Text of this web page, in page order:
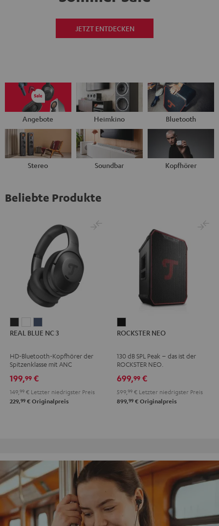
JETZT ENTDECKEN
Angebote Heimkino Bluetooth
Stereo Soundbar Kopfhörer
Beliebte Produkte
BLUE
3
Night
Black
BLUE
3
Pearl
White
BLUE
3
Steel
REAL BLUE NC 3
HD-Bluetooth-Kopfhörer der
Spitzenklasse mit ANC
199,99 €
149, 99 € Letzter niedrigster Preis
229,99 € Originalpreis
NEO
ROCKSTER NEO
130 dB SPL Peak – das ist der
ROCKSTER NEO.
699,99 €
599, 99 € Letzter niedrigster Preis
899,99 € Originalpreis